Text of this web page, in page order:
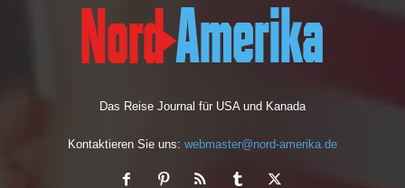
Das Reise Journal für USA und Kanada
Kontaktieren Sie uns: webmaster@nord-amerika.de